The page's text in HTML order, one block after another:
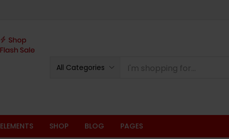
All Categories
ELEMENTS SHOP BLOG PAGES